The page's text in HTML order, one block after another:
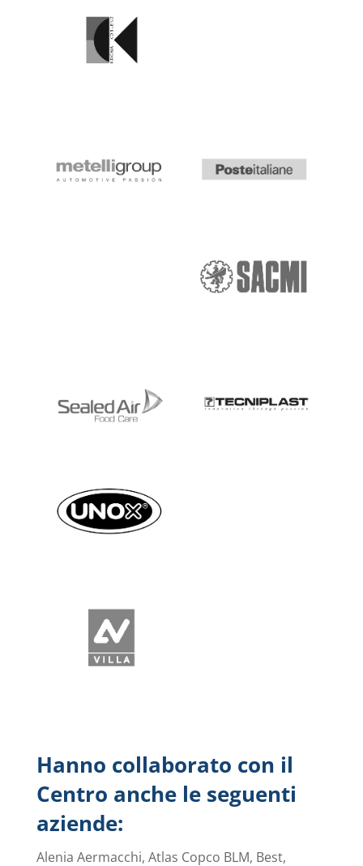
Hanno collaborato con il
Centro anche le seguenti
aziende:
Alenia Aermacchi, Atlas Copco BLM, Best,